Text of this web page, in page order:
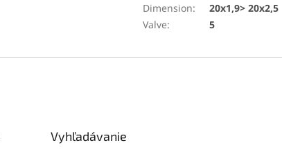
Dimension:
20x1,9> 20x2,5
Valve: 5
Vyhľadávanie